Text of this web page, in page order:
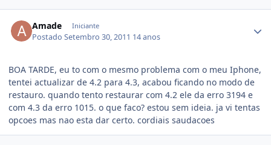
Amade Iniciante
PostadoSetembro 30, 2011 14 anos
BOA TARDE, eu to com o mesmo problema com o meu Iphone,
tentei actualizar de 4.2 para 4.3, acabou ficando no modo de
restauro. quando tento restaurar com 4.2 ele da erro 3194 e
com 4.3 da erro 1015. o que faco? estou sem ideia. ja vi tentas
opcoes mas nao esta dar certo. cordiais saudacoes